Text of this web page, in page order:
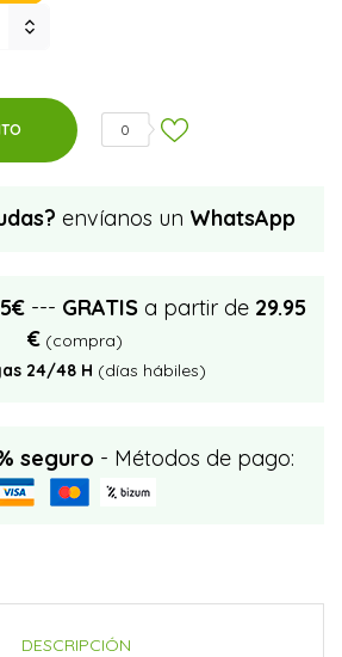
0
envíanos un WhatsApp
--- GRATIS a partir de 29.95
€ (compra)
24/48 H (días hábiles)
seguro - Métodos de pago:
DESCRIPCIÓN